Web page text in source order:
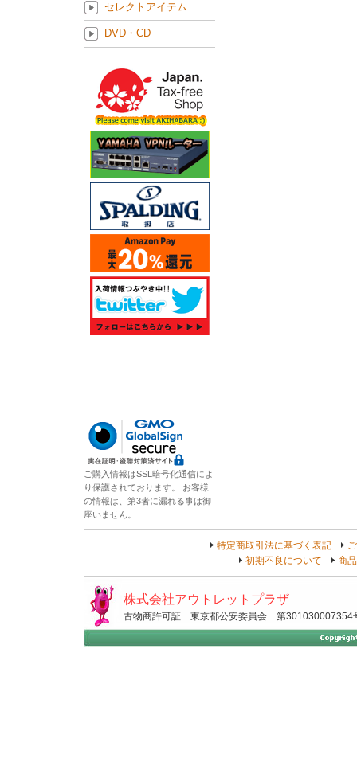
セレクトアイテム
DVD・CD
ご購入情報はSSL暗号化通信によ
り保護されております。 お客様
の情報は、第3者に漏れる事は御
座いません。
特定商取引法に基づく表記
初期不良について
商
株式会社アウトレットプラザ
古物商許可証 東京都公安委員会 第301030007354